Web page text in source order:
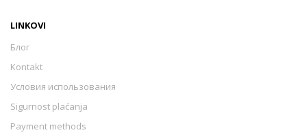
LINKOVI
Блог
Kontakt
Условия использования
Sigurnost plaćanja
Payment methods